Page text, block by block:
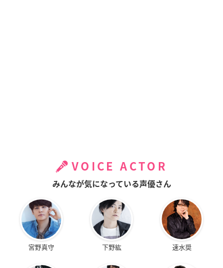
VOICE ACTOR
みんなが気になっている声優さん
宮野真守 下野紘 速水奨